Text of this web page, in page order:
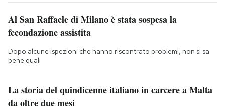
Al San Raffaele di Milano è stata sospesa la
fecondazione assistita
Dopo alcune ispezioni che hanno riscontrato problemi, non si sa
bene quali
La storia del quindicenne italiano in carcere a Malta
da oltre due mesi